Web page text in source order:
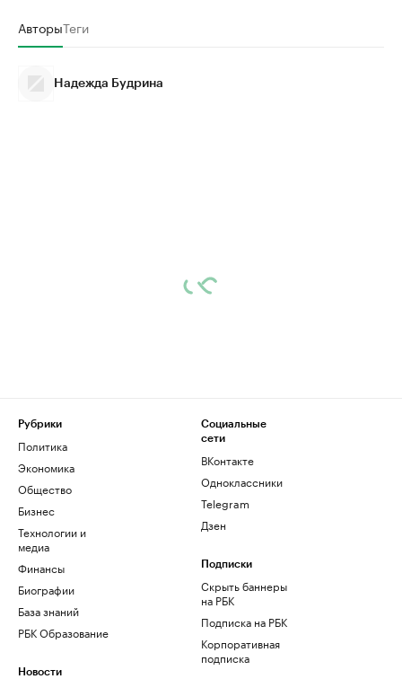
АвторыТеги
Надежда Будрина
Рубрики
Политика
Экономика
Общество
Бизнес
Технологии и
медиа
Финансы
Биографии
База знаний
РБК Образование
Новости
Социальные
сети
ВКонтакте
Одноклассники
Telegram
Дзен
Подписки
Скрыть баннеры
на РБК
Подписка на РБК
Корпоративная
подписка